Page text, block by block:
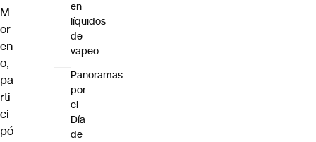
M
or
en
o,
pa
rti
ci
pó
en
líquidos
de
vapeo
Panoramas
por
el
Día
de